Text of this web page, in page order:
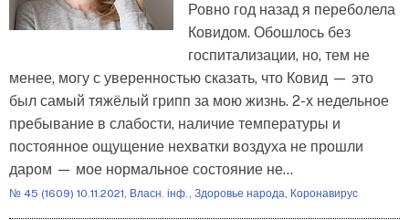
Ровно год назад я переболела
Ковидом. Обошлось без
госпитализации, но, тем не
менее, могу с уверенностью сказать, что Ковид — это
был самый тяжёлый грипп за мою жизнь. 2-х недельное
пребывание в слабости, наличие температуры и
постоянное ощущение нехватки воздуха не прошли
даром — мое нормальное состояние не…
№ 45 (1609) 10.11.2021, Власн. інф. , Здоровье народа, Коронавирус